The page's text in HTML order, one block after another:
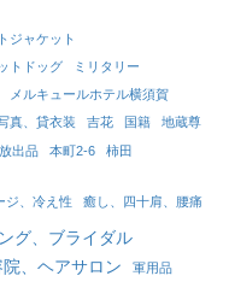
ジャケット
トドッグ
ミリタリー
メルキュールホテル横須賀
真、貸衣装 吉花 国籍 地蔵尊
放出品 本町2-6 柿田
ジ、冷え性 癒し、四十肩、腰痛
グ、ブライダル
院、ヘアサロン
軍用品